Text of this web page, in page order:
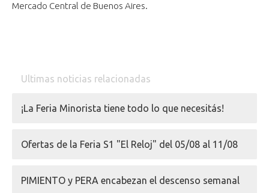
Mercado Central de Buenos Aires.
Ultimas noticias relacionadas
¡La Feria Minorista tiene todo lo que necesitás!
Ofertas de la Feria S1 "El Reloj" del 05/08 al 11/08
PIMIENTO y PERA encabezan el descenso semanal